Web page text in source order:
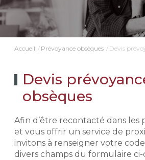
Accueil Prévoyance obsèques Devis
Devis
obsèques
Afin d’être recontacté dans les
et vous offrir un service de
invitons à renseigner votre
divers champs du formulaire ci-